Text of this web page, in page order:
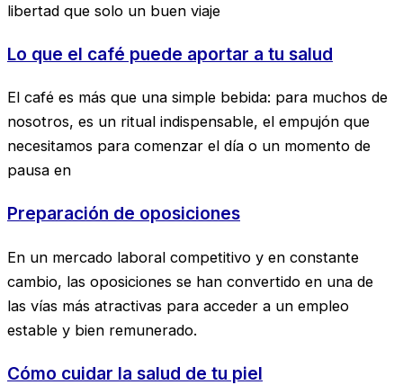
libertad que solo un buen viaje
Lo que el café puede aportar a tu salud
El café es más que una simple bebida: para muchos de
nosotros, es un ritual indispensable, el empujón que
necesitamos para comenzar el día o un momento de
pausa en
Preparación de oposiciones
En un mercado laboral competitivo y en constante
cambio, las oposiciones se han convertido en una de
las vías más atractivas para acceder a un empleo
estable y bien remunerado.
Cómo cuidar la salud de tu piel